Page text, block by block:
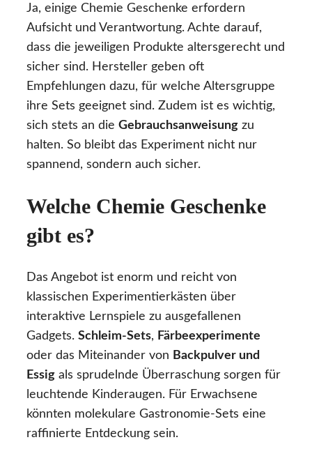
Ja, einige Chemie Geschenke erfordern
Aufsicht und Verantwortung. Achte darauf,
dass die jeweiligen Produkte altersgerecht und
sicher sind. Hersteller geben oft
Empfehlungen dazu, für welche Altersgruppe
ihre Sets geeignet sind. Zudem ist es wichtig,
sich stets an die Gebrauchsanweisung zu
halten. So bleibt das Experiment nicht nur
spannend, sondern auch sicher.
Welche Chemie Geschenke
gibt es?
Das Angebot ist enorm und reicht von
klassischen Experimentierkästen über
interaktive Lernspiele zu ausgefallenen
Gadgets. Schleim-Sets, Färbeexperimente
oder das Miteinander von Backpulver und
Essig als sprudelnde Überraschung sorgen für
leuchtende Kinderaugen. Für Erwachsene
könnten molekulare Gastronomie-Sets eine
raffinierte Entdeckung sein.